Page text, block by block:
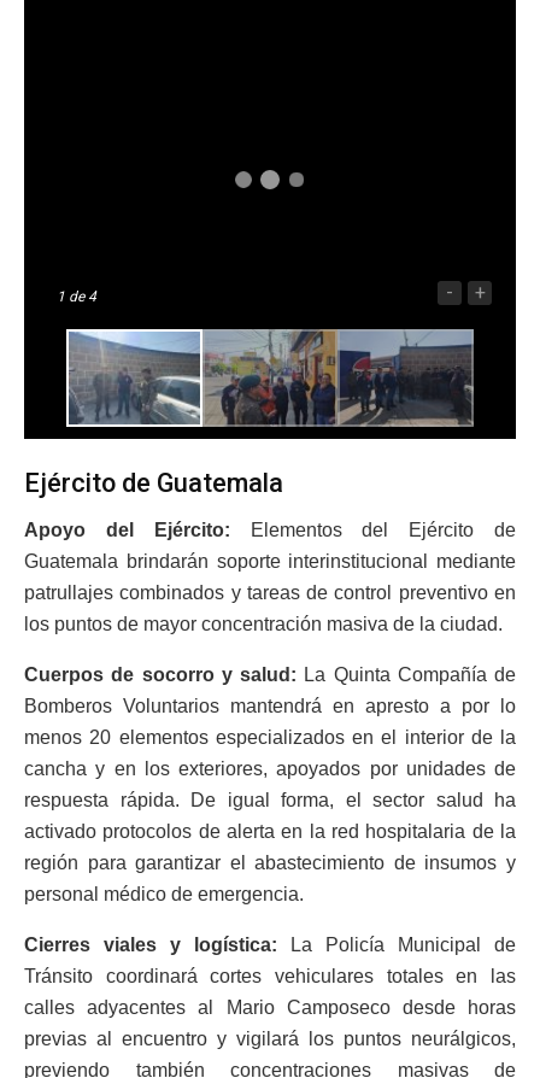
1 de 4 - +
Ejército de Guatemala
​Apoyo del Ejército: Elementos del Ejército de
Guatemala brindarán soporte interinstitucional mediante
patrullajes combinados y tareas de control preventivo en
los puntos de mayor concentración masiva de la ciudad.
​Cuerpos de socorro y salud: La Quinta Compañía de
Bomberos Voluntarios mantendrá en apresto a por lo
menos 20 elementos especializados en el interior de la
cancha y en los exteriores, apoyados por unidades de
respuesta rápida. De igual forma, el sector salud ha
activado protocolos de alerta en la red hospitalaria de la
región para garantizar el abastecimiento de insumos y
personal médico de emergencia.
​Cierres viales y logística: La Policía Municipal de
Tránsito coordinará cortes vehiculares totales en las
calles adyacentes al Mario Camposeco desde horas
previas al encuentro y vigilará los puntos neurálgicos,
previendo también concentraciones masivas de